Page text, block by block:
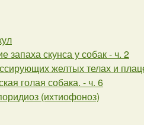
запаха скунса у собак - ч. 2
желтых телах и
голая собака. - ч. 6
(ихтиофоноз)